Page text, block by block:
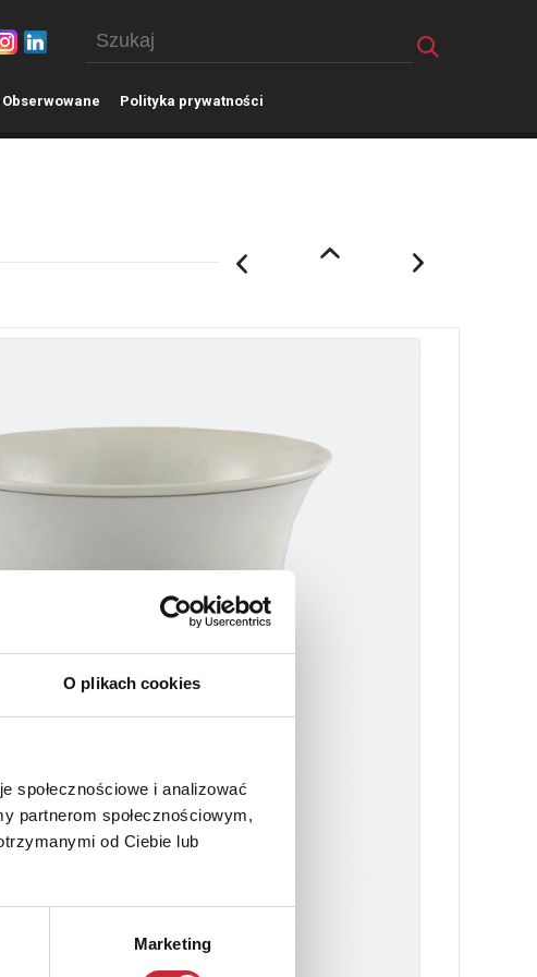
O plikach cookies
społecznościowe i analizować
partnerom społecznościowym,
od Ciebie lub
Marketing
Obserwowane Polityka prywatności